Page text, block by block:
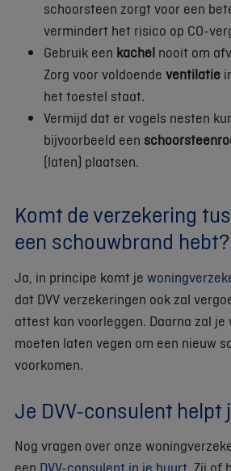
schoorsteen zorgt voor een
vermindert het risico op CO-
Gebruik een kachel nooit om
Zorg voor voldoende ventilatie
het toestel staat.
Vermijd dat er vogels nesten
bijvoorbeeld een
(laten) plaatsen.
Komt de verzekering
een schouwbrand hebt?
Ja, in principe komt je
dat DVV verzekeringen ook zal
attest kan voorleggen. Daarna zal je
moeten laten vegen om een nieuw
voorkomen.
Je DVV-consulent helpt
Nog vragen over onze